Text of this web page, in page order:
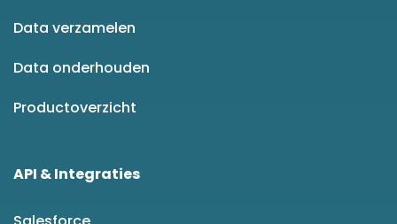
Data verzamelen
Data onderhouden
Productoverzicht
API & Integraties